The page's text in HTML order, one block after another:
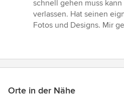
5
Sternen
schnell gehen muss
verlassen. Hat seinen
Fotos und Designs. Mir
Orte in der Nähe